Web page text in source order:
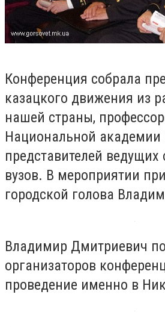
Конференция собрала
казацкого движения из
нашей страны,
Национальной академии
представителей ведущих
вузов. В мероприятии
городской голова
Владимир Дмитриевич
организаторов
проведение именно в